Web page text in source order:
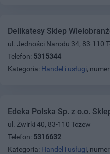
Delikatesy Sklep
ul. Jedności Narodu 34, 83-110
Telefon: 5315344
Kategoria: Handel i usługi,
Edeka Polska Sp. z o.o.
ul. Żwirki 40, 83-110 Tczew
Telefon: 5316632
Kategoria: Handel i usługi,